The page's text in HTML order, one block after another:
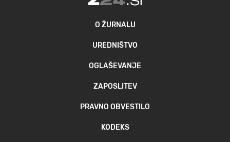
O ŽURNALU
UREDNIŠTVO
OGLAŠEVANJE
ZAPOSLITEV
PRAVNO OBVESTILO
KODEKS